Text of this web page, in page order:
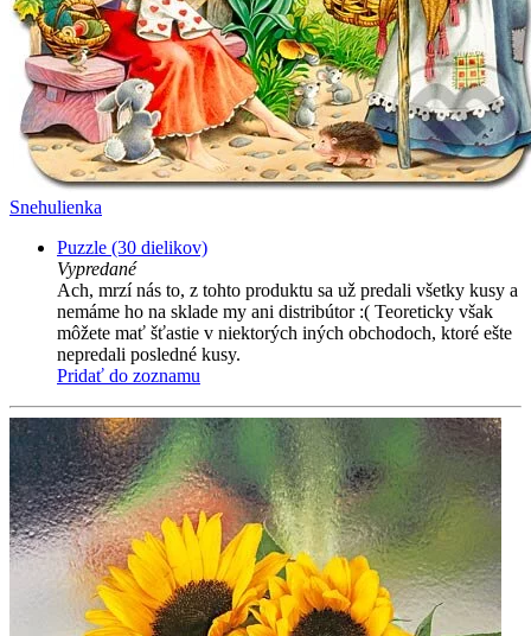
Snehulienka
Puzzle (30 dielikov)
Vypredané
Ach, mrzí nás to, z tohto produktu sa už predali všetky kusy a
nemáme ho na sklade my ani distribútor :( Teoreticky však
môžete mať šťastie v niektorých iných obchodoch, ktoré ešte
nepredali posledné kusy.
Pridať do zoznamu